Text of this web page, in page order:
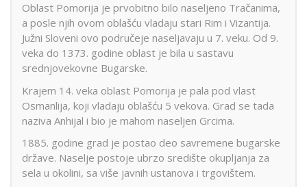
Oblast Pomorija je prvobitno bilo naseljeno Tračanima,
a posle njih ovom oblašću vladaju stari Rim i Vizantija.
Južni Sloveni ovo područeje naseljavaju u 7. veku. Od 9.
veka do 1373. godine oblast je bila u sastavu
srednjovekovne Bugarske.
Krajem 14. veka oblast Pomorija je pala pod vlast
Osmanlija, koji vladaju oblašću 5 vekova. Grad se tada
naziva Anhijal i bio je mahom naseljen Grcima.
1885. godine grad je postao deo savremene bugarske
države. Naselje postoje ubrzo središte okupljanja za
sela u okolini, sa više javnih ustanova i trgovištem.